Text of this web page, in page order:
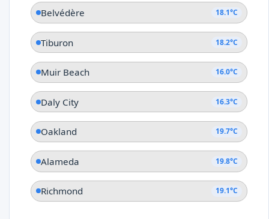
Belvédère 18.1°C
Tiburon 18.2°C
Muir Beach 16.0°C
Daly City 16.3°C
Oakland 19.7°C
Alameda 19.8°C
Richmond 19.1°C